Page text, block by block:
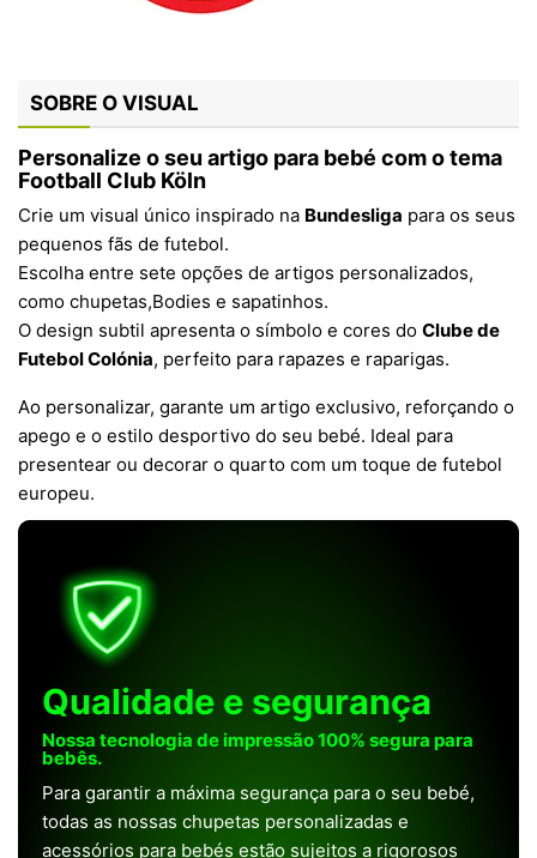
SOBRE O VISUAL
Personalize o seu artigo para bebé com o tema
Football Club Köln
Crie um visual único inspirado na Bundesliga para os seus
pequenos fãs de futebol.
Escolha entre sete opções de artigos personalizados,
como chupetas,Bodies e sapatinhos.
O design subtil apresenta o símbolo e cores do Clube de
Futebol Colónia, perfeito para rapazes e raparigas.
Ao personalizar, garante um artigo exclusivo, reforçando o
apego e o estilo desportivo do seu bebé. Ideal para
presentear ou decorar o quarto com um toque de futebol
europeu.
Qualidade e segurança
Nossa tecnologia de impressão 100% segura para
bebês.
Para garantir a máxima segurança para o seu bebé,
todas as nossas chupetas personalizadas e
acessórios para bebés estão sujeitos a rigorosos